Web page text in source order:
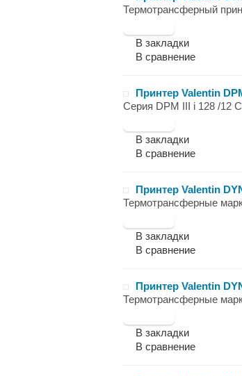
Термотрансферный
В закладки
В сравнение
Принтер Valentin
Серия DPM III i 128 /12
В закладки
В сравнение
Принтер Valentin
Термотрансферные
В закладки
В сравнение
Принтер Valentin
Термотрансферные
В закладки
В сравнение